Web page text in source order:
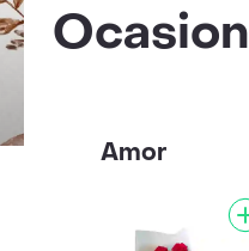
Amor